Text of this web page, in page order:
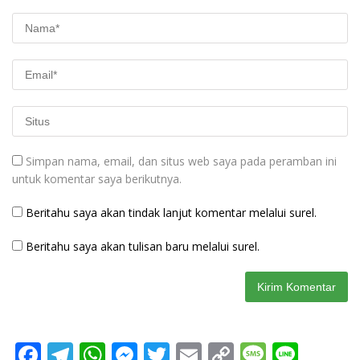
Simpan nama, email, dan situs web saya pada peramban ini
untuk komentar saya berikutnya.
Beritahu saya akan tindak lanjut komentar melalui surel.
Beritahu saya akan tulisan baru melalui surel.